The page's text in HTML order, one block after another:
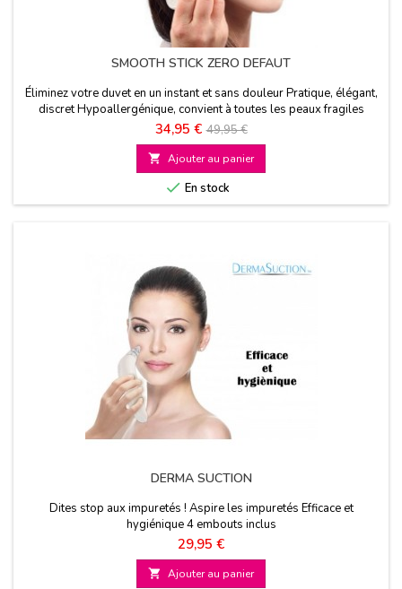
SMOOTH STICK ZERO DEFAUT
Éliminez votre duvet en un instant et sans douleur Pratique, élégant,
discret Hypoallergénique, convient à toutes les peaux fragiles
Prix
34,95 € Prix
de
base
49,95 €
 Ajouter au panier
 En stock
DERMA SUCTION
Dites stop aux impuretés ! Aspire les impuretés Efficace et
hygiénique 4 embouts inclus
Prix
29,95 €
 Ajouter au panier